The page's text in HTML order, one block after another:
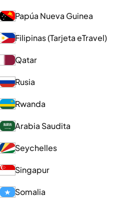
Papúa Nueva Guinea
Filipinas (Tarjeta eTravel)
Qatar
Rusia
Rwanda
Arabia Saudita
Seychelles
Singapur
Somalia